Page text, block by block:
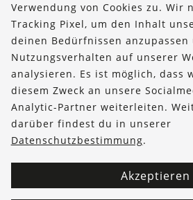
Über uns
Bestellungen
Kontakt & Hilfe
FOLLOW US
Verwendung von Cookies zu. Wir
Tracking Pixel, um den Inhalt
deinen Bedürfnissen anzupassen
Nutzungsverhalten auf unserer
analysieren. Es ist möglich, dass
diesem Zweck an unsere
Analytic-Partner weiterleiten.
darüber findest du in unserer
Datenschutzbestimmung.
Akzeptieren